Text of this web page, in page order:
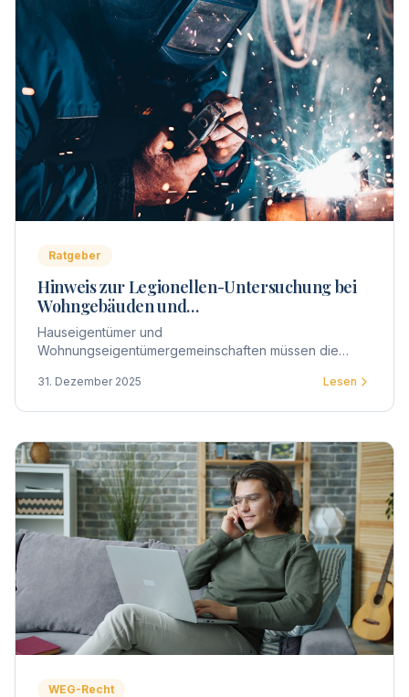
Ratgeber
Hinweis zur Legionellen-Untersuchung bei
Wohngebäuden und
Wohnungseigentümergemeinschaften
Hauseigentümer und
Wohnungseigentümergemeinschaften müssen die
untersuchen lassen. Hier erfahren Sie alles Wichtige
31. Dezember 2025 Lesen
WEG-Recht